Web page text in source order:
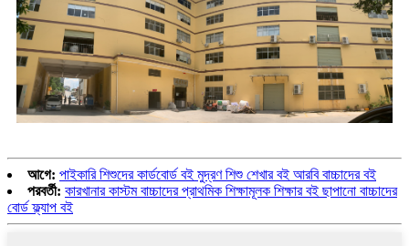
আগে: পাইকারি শিশুদের কার্ডবোর্ড বই মুদ্রণ শিশু শেখার বই আরবি বাচ্চাদের বই
পরবর্তী: কারখানার কাস্টম বাচ্চাদের প্রাথমিক শিক্ষামূলক শিক্ষার বই ছাপানো বাচ্চাদের
বোর্ড ফ্ল্যাপ বই